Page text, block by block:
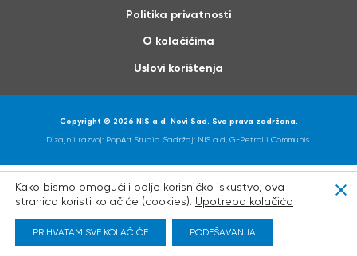
Politika privatnosti
O kolačićima
Uslovi korištenja
Copyright © 2026 NIS a.d. Novi Sad. Sva prava zadržana.
Dizajn i razvoj: PopArt Studio . Sadržaj: NIS a.d, G-Petrol i Communis
Kako bismo omogućili bolje korisničko iskustvo, ova
stranica koristi kolačiće (cookies). Upotreba kolačića
PRIHVATAM SVE KOLAČIĆE PODEŠAVANJA